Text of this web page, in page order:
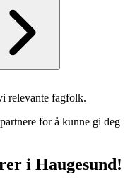
relevante fagfolk.
for å kunne gi deg
i Haugesund!